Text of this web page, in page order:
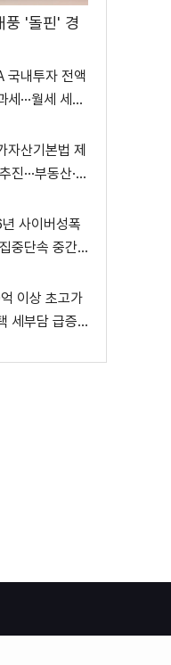
풍 '돌핀' 경
국내투자 전액
세···월세 세액
자산기본법 제
진···부동산·주
사이버성폭
중단속 중간
획은?
이상 초고가
세부담 급증···